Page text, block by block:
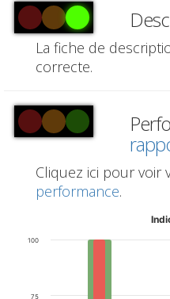
La fiche de
correcte.
Cliquez ici pour voir
performance.
75
100